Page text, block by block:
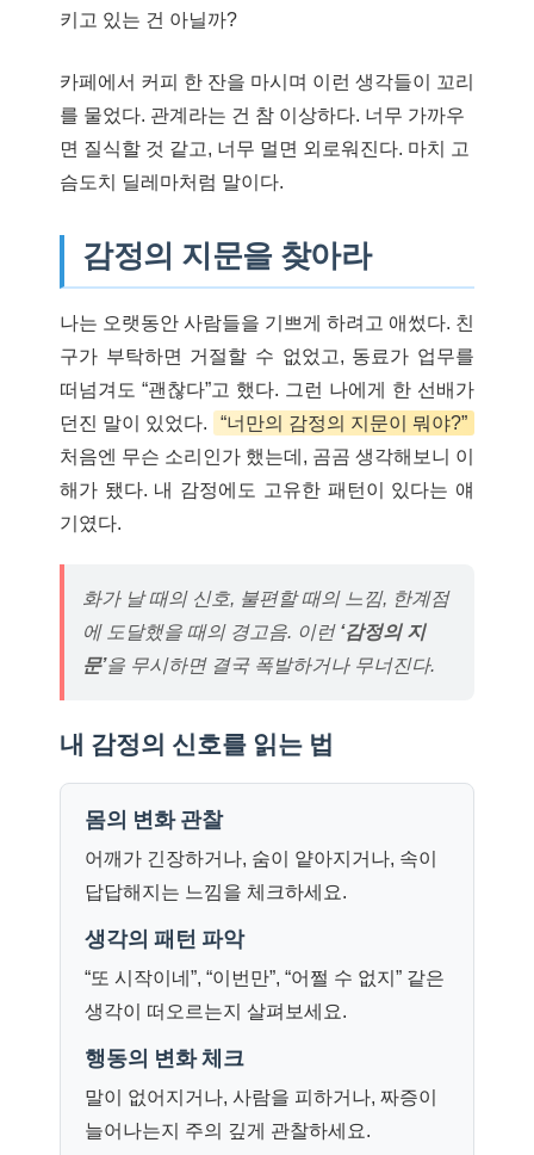
키고 있는 건 아닐까?
카페에서 커피 한 잔을 마시며 이런 생각들이 꼬리
를 물었다. 관계라는 건 참 이상하다. 너무 가까우
면 질식할 것 같고, 너무 멀면 외로워진다. 마치 고
슴도치 딜레마처럼 말이다.
감정의 지문을 찾아라
나는 오랫동안 사람들을 기쁘게 하려고 애썼다. 친
구가 부탁하면 거절할 수 없었고, 동료가 업무를
떠넘겨도 “괜찮다”고 했다. 그런 나에게 한 선배가
던진 말이 있었다.
“너만의 감정의 지문이 뭐야?”
처음엔 무슨 소리인가 했는데, 곰곰 생각해보니 이
해가 됐다. 내 감정에도 고유한 패턴이 있다는 얘
기였다.
화가 날 때의 신호, 불편할 때의 느낌, 한계점
에 도달했을 때의 경고음. 이런 ‘감정의 지
문’을 무시하면 결국 폭발하거나 무너진다.
내 감정의 신호를 읽는 법
몸의 변화 관찰
어깨가 긴장하거나, 숨이 얕아지거나, 속이
답답해지는 느낌을 체크하세요.
생각의 패턴 파악
“또 시작이네”, “이번만”, “어쩔 수 없지” 같은
생각이 떠오르는지 살펴보세요.
행동의 변화 체크
말이 없어지거나, 사람을 피하거나, 짜증이
늘어나는지 주의 깊게 관찰하세요.